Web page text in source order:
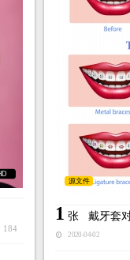
184
源文件
1 张 戴牙套
2020-04-02